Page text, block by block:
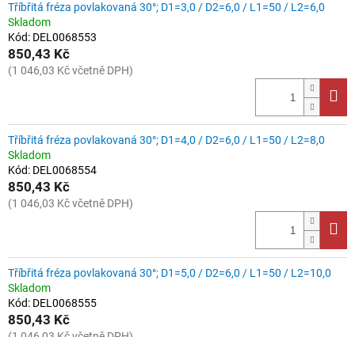
Tříbřitá fréza povlakovaná 30°; D1=3,0 / D2=6,0 / L1=50 / L2=6,0
Skladom
Kód: DEL0068553
850,43 Kč
(1 046,03 Kč včetně DPH)
Tříbřitá fréza povlakovaná 30°; D1=4,0 / D2=6,0 / L1=50 / L2=8,0
Skladom
Kód: DEL0068554
850,43 Kč
(1 046,03 Kč včetně DPH)
Tříbřitá fréza povlakovaná 30°; D1=5,0 / D2=6,0 / L1=50 / L2=10,0
Skladom
Kód: DEL0068555
850,43 Kč